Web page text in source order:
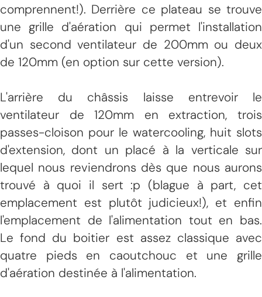
comprennent!). Derrière ce plateau se trouve
une grille d'aération qui permet l'installation
d'un second ventilateur de 200mm ou deux
de 120mm (en option sur cette version).
L'arrière du châssis laisse entrevoir le
ventilateur de 120mm en extraction, trois
passes-cloison pour le watercooling, huit slots
d'extension, dont un placé à la verticale sur
lequel nous reviendrons dès que nous aurons
trouvé à quoi il sert :p (blague à part, cet
emplacement est plutôt judicieux!), et enfin
l'emplacement de l'alimentation tout en bas.
Le fond du boitier est assez classique avec
quatre pieds en caoutchouc et une grille
d'aération destinée à l'alimentation.